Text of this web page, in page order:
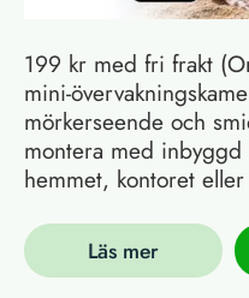
199 kr med fri frakt
mini-
mörkerseende och
montera med
hemmet, kontoret
Läs mer